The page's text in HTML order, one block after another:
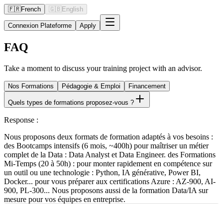
🇫🇷French 🇬🇧 English
Connexion Plateforme Apply
FAQ
Take a moment to discuss your training project with an advisor.
Nos Formations Pédagogie & Emploi Financement
Quels types de formations proposez-vous ?
Response :
Nous proposons deux formats de formation adaptés à vos besoins :
des Bootcamps intensifs (6 mois, ~400h) pour maîtriser un métier
complet de la Data : Data Analyst et Data Engineer. des Formations
Mi-Temps (20 à 50h) : pour monter rapidement en compétence sur
un outil ou une technologie : Python, IA générative, Power BI,
Docker... pour vous préparer aux certifications Azure : AZ-900, AI-
900, PL-300... Nous proposons aussi de la formation Data/IA sur
mesure pour vos équipes en entreprise.